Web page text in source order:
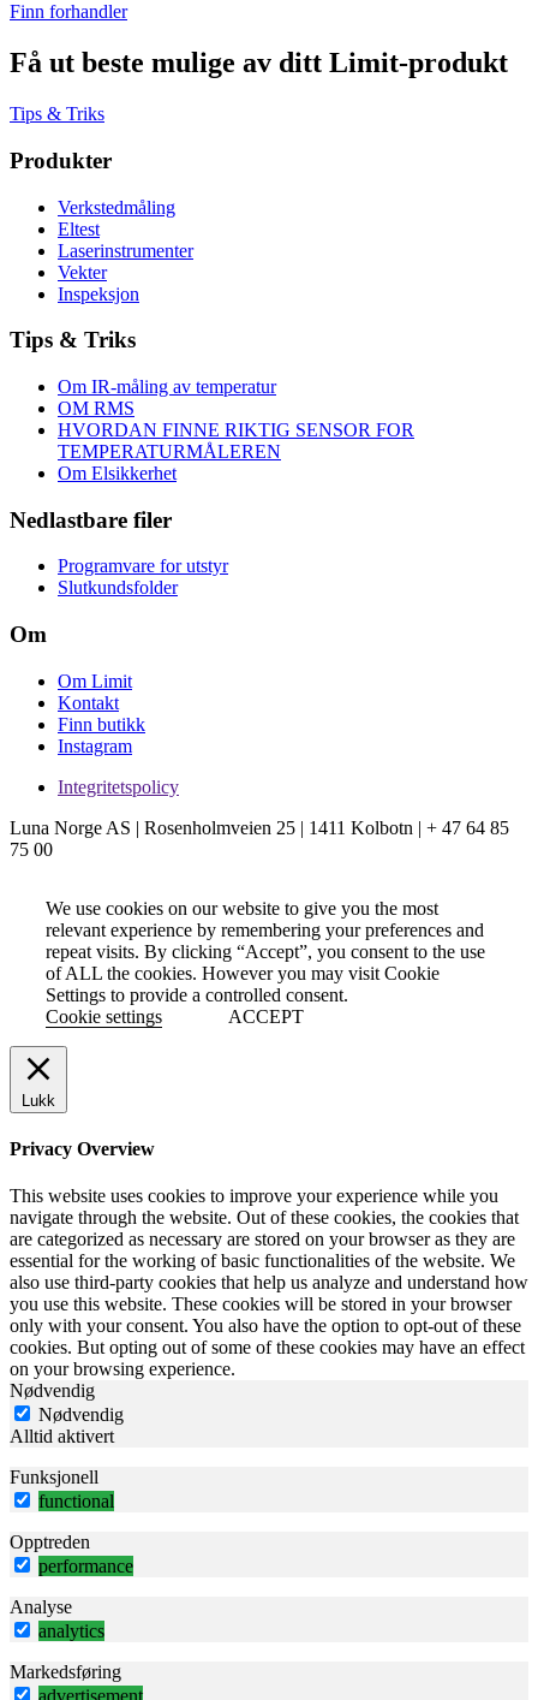
Finn forhandler
Få ut beste mulige av ditt Limit-produkt
Tips & Triks
Produkter
Verkstedmåling
Eltest
Laserinstrumenter
Vekter
Inspeksjon
Tips & Triks
Om IR-måling av temperatur
OM RMS
HVORDAN FINNE RIKTIG SENSOR FOR
TEMPERATURMÅLEREN
Om Elsikkerhet
Nedlastbare filer
Programvare for utstyr
Slutkundsfolder
Om
Om Limit
Kontakt
Finn butikk
Instagram
Integritetspolicy
Luna Norge AS | Rosenholmveien 25 | 1411 Kolbotn | + 47 64 85
75 00
We use cookies on our website to give you the most
relevant experience by remembering your preferences and
repeat visits. By clicking “Accept”, you consent to the use
of ALL the cookies. However you may visit Cookie
Settings to provide a controlled consent.
Cookie settings
ACCEPT
Lukk
Privacy Overview
This website uses cookies to improve your experience while you
navigate through the website. Out of these cookies, the cookies that
are categorized as necessary are stored on your browser as they are
essential for the working of basic functionalities of the website. We
also use third-party cookies that help us analyze and understand how
you use this website. These cookies will be stored in your browser
only with your consent. You also have the option to opt-out of these
cookies. But opting out of some of these cookies may have an effect
on your browsing experience.
Nødvendig
Nødvendig
Alltid aktivert
Funksjonell
functional
Opptreden
performance
Analyse
analytics
Markedsføring